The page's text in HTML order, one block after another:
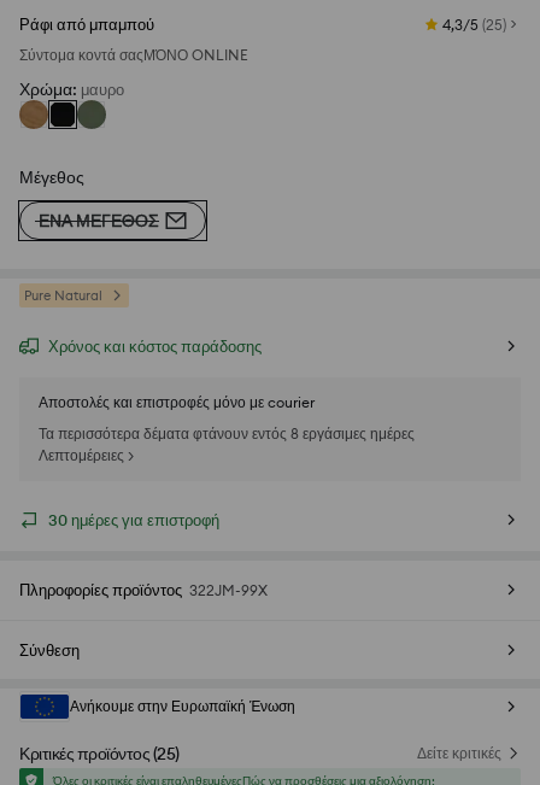
Ράφι από μπαμπού 4,3/5 (25)
Σύντομα κοντά σαςΜΌΝΟ ONLINE
Χρώμα: μαυρο
Μέγεθος
ΈΝΑ ΜΈΓΕΘΟΣ
Pure Natural
Χρόνος και κόστος παράδοσης
Αποστολές και επιστροφές μόνο με courier
Τα περισσότερα δέματα φτάνουν εντός 8 εργάσιμες ημέρες
Λεπτομέρειες >
30 ημέρες για επιστροφή
Πληροφορίες προϊόντος 322JM-99X
Σύνθεση
Ανήκουμε στην Ευρωπαϊκή Ένωση
Κριτικές προϊόντος(25) Δείτε κριτικές
Όλες οι κριτικές είναι επαληθευμένεςΠώς να προσθέσεις μια αξιολόγηση;